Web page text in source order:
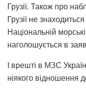
Грузії. Також про
Грузії не
Національній
наголошується в
І врешті в МЗС
ніякого відношення